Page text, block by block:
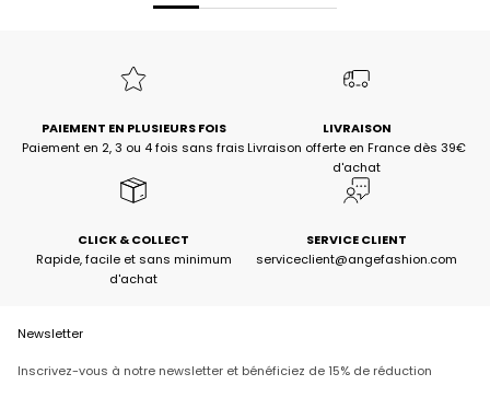
PAIEMENT EN PLUSIEURS FOIS
Paiement en 2, 3 ou 4 fois sans frais
LIVRAISON
Livraison offerte en France dès 39€
d'achat
CLICK & COLLECT
Rapide, facile et sans minimum
d'achat
SERVICE CLIENT
serviceclient@angefashion.com
Newsletter
Inscrivez-vous à notre newsletter et bénéficiez de 15% de réduction